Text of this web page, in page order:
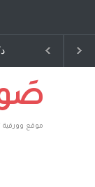
ٍ: عاشها وكتبها
المتحدة الامريكية
موقع وورقية